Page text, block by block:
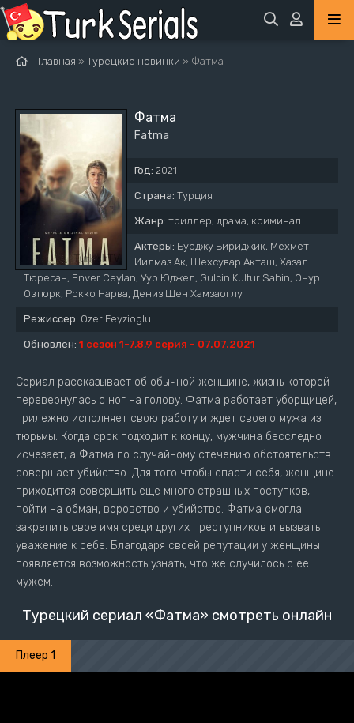
Главная » Турецкие новинки » Фатма
Фатма
Fatma
Год: 2021
Страна: Турция
Жанр: триллер, драма, криминал
Актёры: Бурджу Бириджик, Мехмет
Иилмаз Ак, Шехсувар Акташ, Хазал
Тюресан, Enver Ceylan, Уур Юджел, Gulcin Kultur Sahin, Онур
Озтюрк, Рокко Нарва, Дениз Шен Хамзаоглу
Режиссер: Ozer Feyzioglu
Обновлён: 1 сезон 1-7,8,9 серия - 07.07.2021
Сериал рассказывает об обычной женщине, жизнь которой
перевернулась с ног на голову. Фатма работает уборщицей,
прилежно исполняет свою работу и ждет своего мужа из
тюрьмы. Когда срок подходит к концу, мужчина бесследно
исчезает, а Фатма по случайному стечению обстоятельств
совершает убийство. Для того чтобы спасти себя, женщине
приходится совершить еще много страшных поступков,
пойти на обман, воровство и убийство. Фатма смогла
закрепить свое имя среди других преступников и вызвать
уважение к себе. Благодаря своей репутации у женщины
появляется возможность узнать, что же случилось с ее
мужем.
Турецкий сериал «Фатма» смотреть онлайн
Плеер 1